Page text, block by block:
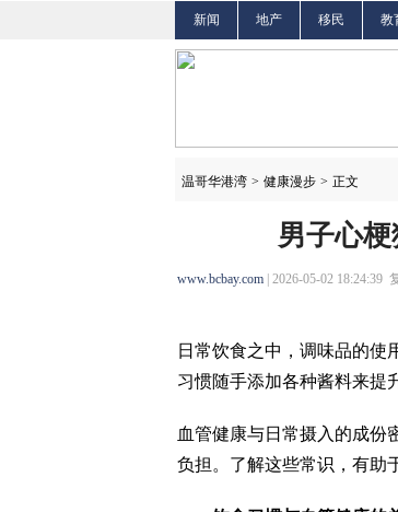
新闻 地产 移民 教
温哥华港湾 > 健康漫步 > 正文
男子心
www.bcbay.com | 2026-05-02 18:24:39
日常饮食之中，调味品的使
习惯随手添加各种酱料来提
血管健康与日常摄入的成份
负担。了解这些常识，有助